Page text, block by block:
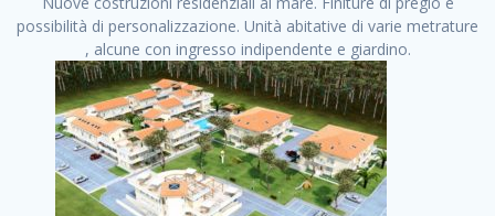
possibilità di personalizzazione. Unità abitative di varie metrature
, alcune con ingresso indipendente e giardino.